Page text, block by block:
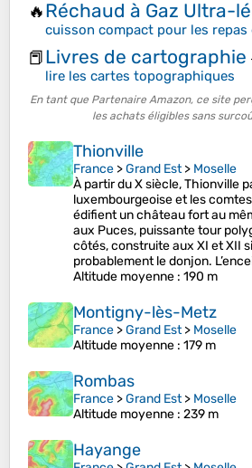
🔥Réchaud à Gaz Ultra-
cuisson compact pour les repas
📕Livres de cartographie
lire les cartes topographiques
En tant que Partenaire Amazon, ce site
les achats éligibles sans
Thionville
France >Grand Est> Moselle
À partir du X siècle, Thionville
luxembourgeoise et les
édifient un château fort au
aux Puces, puissante tour
côtés, construite aux XI et XII
probablement le donjon.
Altitude moyenne : 190 m
Montigny-lès-Metz
France >Grand Est> Moselle
Altitude moyenne : 179 m
Rombas
France >Grand Est> Moselle
Altitude moyenne : 239 m
Hayange